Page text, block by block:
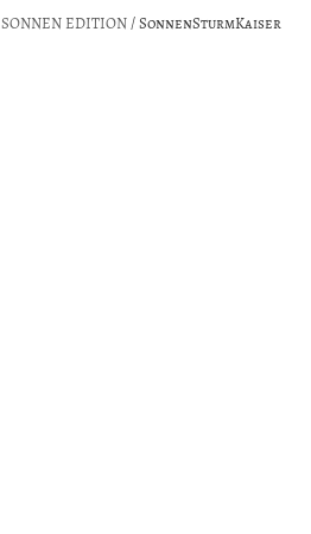
SONNEN EDITION/ SonnenSturmKaiser